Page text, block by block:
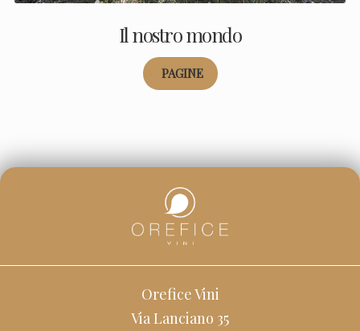
Il nostro mondo
Categoria:
PAGINE
Orefice Vini
Via Lanciano 35